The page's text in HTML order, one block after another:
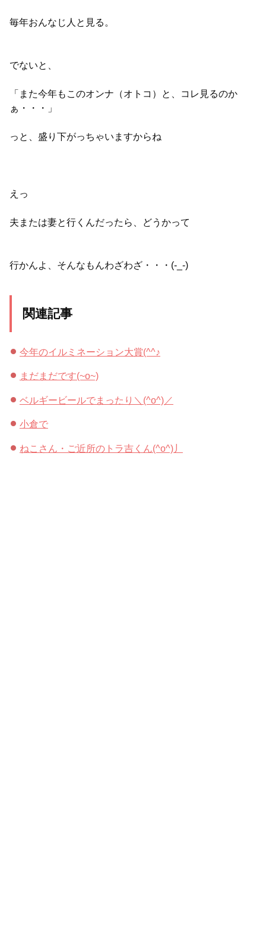
毎年おんなじ人と見る。
でないと、
「また今年もこのオンナ（オトコ）と、コレ見るのか
ぁ・・・」
っと、盛り下がっちゃいますからね
えっ
夫または妻と行くんだったら、どうかって
行かんよ、そんなもんわざわざ・・・(-_-)
関連記事
今年のイルミネーション大賞(^^♪
まだまだです(~o~)
ベルギービールでまったり＼(^o^)／
小倉で
ねこさん・ご近所のトラ吉くん(^o^)丿